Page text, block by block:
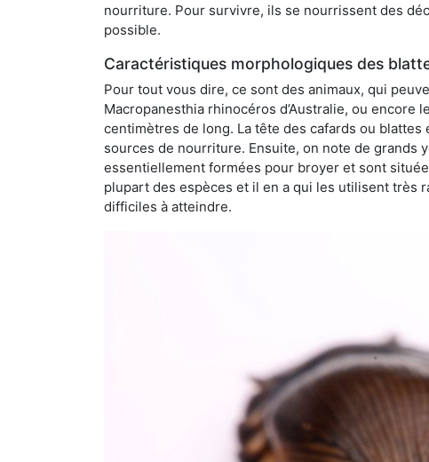
nourriture. Pour survivre, ils se nourrissent des
possible.
Caractéristiques morphologiques des
Pour tout vous dire, ce sont des animaux, qui
Macropanesthia rhinocéros d’Australie, ou
centimètres de long. La tête des cafards ou
sources de nourriture. Ensuite, on note de grands
essentiellement formées pour broyer et sont
plupart des espèces et il en a qui les utilisent très
difficiles à atteindre.